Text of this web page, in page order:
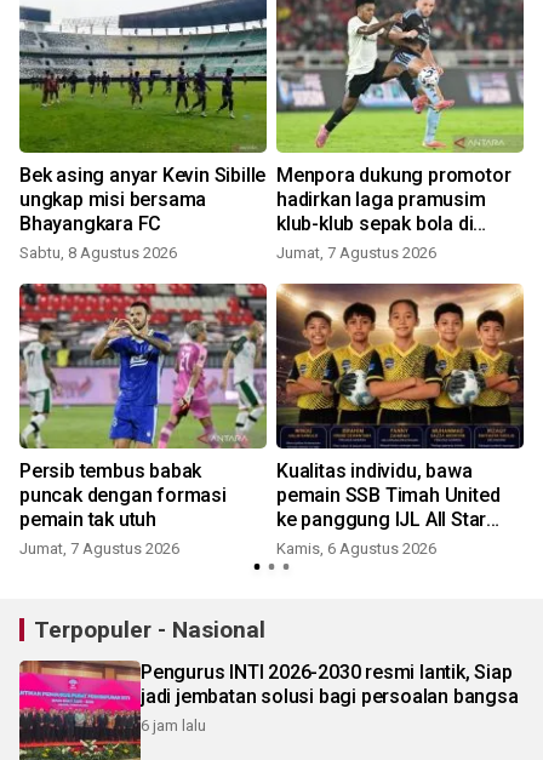
Bek asing anyar Kevin Sibille
ungkap misi bersama
Bhayangkara FC
Sabtu, 8 Agustus 2026
Menpora dukung promotor
hadirkan laga pramusim
klub-klub sepak bola di
Indonesia
Jumat, 7 Agustus 2026
Persib tembus babak
puncak dengan formasi
pemain tak utuh
Jumat, 7 Agustus 2026
Kualitas individu, bawa
pemain SSB Timah United
ke panggung IJL All Star
2026
Kamis, 6 Agustus 2026
Terpopuler - Nasional
Pengurus INTI 2026-2030 resmi lantik, Siap
jadi jembatan solusi bagi persoalan bangsa
6 jam lalu